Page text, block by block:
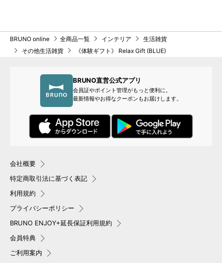
BRUNO online 全商品一覧 インテリア
生活雑貨
その他生活雑貨
《体験ギフト》 Relax Gift (BLUE)
BRUNO直営公式アプリ
会員証やポイント管理がもっと便利に。
最新情報やお得なクーポンもお届けします。
会社概要
特定商取引法に基づく表記
利用規約
プライバシーポリシー
BRUNO ENJOY+延長保証利用規約
会員特典
ご利用案内